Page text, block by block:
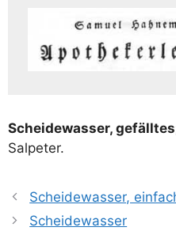
Schei­de­was­ser, gefäll­tes
Salpeter.
Scheidewasser,
Scheidewasser